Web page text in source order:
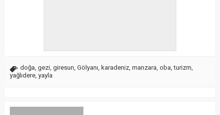
doğa gezi giresun Gölyanı karadeniz manzara oba ,turizm
yağlıdere yayla